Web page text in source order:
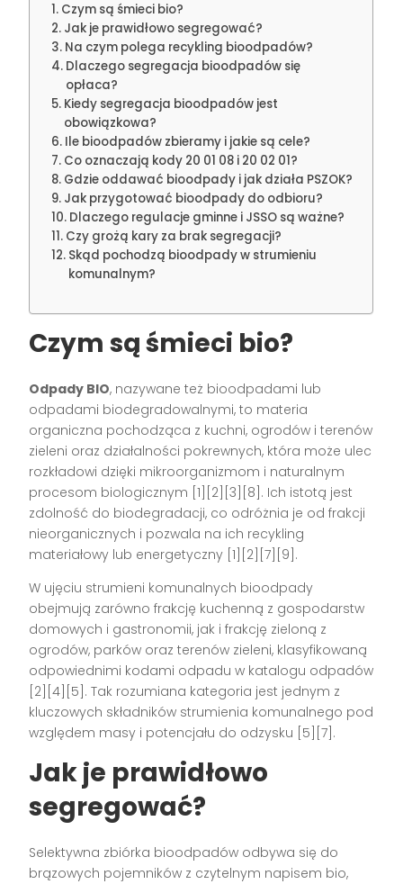
Czym są śmieci bio?
Jak je prawidłowo segregować?
Na czym polega recykling bioodpadów?
Dlaczego segregacja bioodpadów się
opłaca?
Kiedy segregacja bioodpadów jest
obowiązkowa?
Ile bioodpadów zbieramy i jakie są cele?
Co oznaczają kody 20 01 08 i 20 02 01?
Gdzie oddawać bioodpady i jak działa PSZOK?
Jak przygotować bioodpady do odbioru?
Dlaczego regulacje gminne i JSSO są ważne?
Czy grożą kary za brak segregacji?
Skąd pochodzą bioodpady w strumieniu
komunalnym?
Czym są śmieci bio?
Odpady BIO, nazywane też bioodpadami lub
odpadami biodegradowalnymi, to materia
organiczna pochodząca z kuchni, ogrodów i terenów
zieleni oraz działalności pokrewnych, która może ulec
rozkładowi dzięki mikroorganizmom i naturalnym
procesom biologicznym [1][2][3][8]. Ich istotą jest
zdolność do biodegradacji, co odróżnia je od frakcji
nieorganicznych i pozwala na ich recykling
materiałowy lub energetyczny [1][2][7][9].
W ujęciu strumieni komunalnych bioodpady
obejmują zarówno frakcję kuchenną z gospodarstw
domowych i gastronomii, jak i frakcję zieloną z
ogrodów, parków oraz terenów zieleni, klasyfikowaną
odpowiednimi kodami odpadu w katalogu odpadów
[2][4][5]. Tak rozumiana kategoria jest jednym z
kluczowych składników strumienia komunalnego pod
względem masy i potencjału do odzysku [5][7].
Jak je prawidłowo
segregować?
Selektywna zbiórka bioodpadów odbywa się do
brązowych pojemników z czytelnym napisem bio,